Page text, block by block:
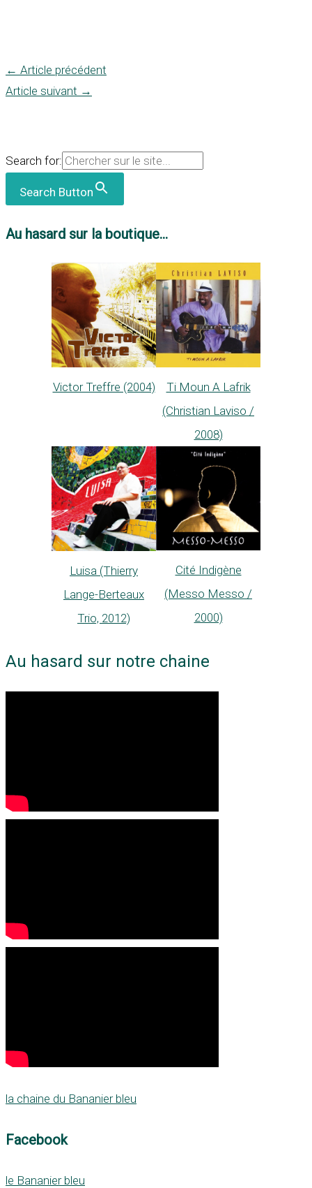
← Article précédent
Article suivant →
Search for:
Search Button
Au hasard sur la boutique...
Victor Treffre (2004)
Ti Moun A Lafrik
(Christian Laviso /
2008)
Luisa (Thierry
Lange-Berteaux
Trio, 2012)
Cité Indigène
(Messo Messo /
2000)
Au hasard sur notre chaine
la chaine du Bananier bleu
Facebook
le Bananier bleu